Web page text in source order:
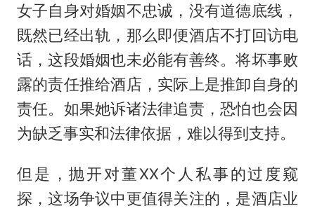
女子自身对婚姻不忠诚，没有道德底线，
既然已经出轨，那么即便酒店不打回访电
话，这段婚姻也未必能有善终。将坏事败
露的责任推给酒店，实际上是推卸自身的
责任。如果她诉诸法律追责，恐怕也会因
为缺乏事实和法律依据，难以得到支持。
但是，抛开对董XX个人私事的过度窥
探，这场争议中更值得关注的，是酒店业